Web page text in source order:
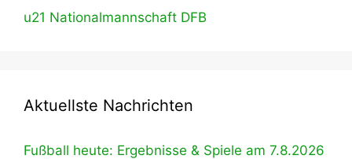
u21 Nationalmannschaft DFB
Aktuellste Nachrichten
Fußball heute: Ergebnisse & Spiele am 7.8.2026